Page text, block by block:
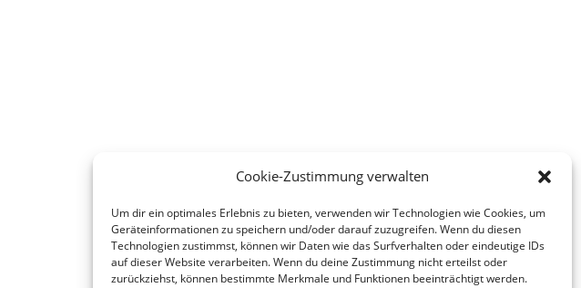
Cookie-Zustimmung verwalten
Um dir ein optimales Erlebnis zu bieten, verwenden wir Technologien wie Cookies, um
Geräteinformationen zu speichern und/oder darauf zuzugreifen. Wenn du diesen
Technologien zustimmst, können wir Daten wie das Surfverhalten oder eindeutige IDs
auf dieser Website verarbeiten. Wenn du deine Zustimmung nicht erteilst oder
zurückziehst, können bestimmte Merkmale und Funktionen beeinträchtigt werden.